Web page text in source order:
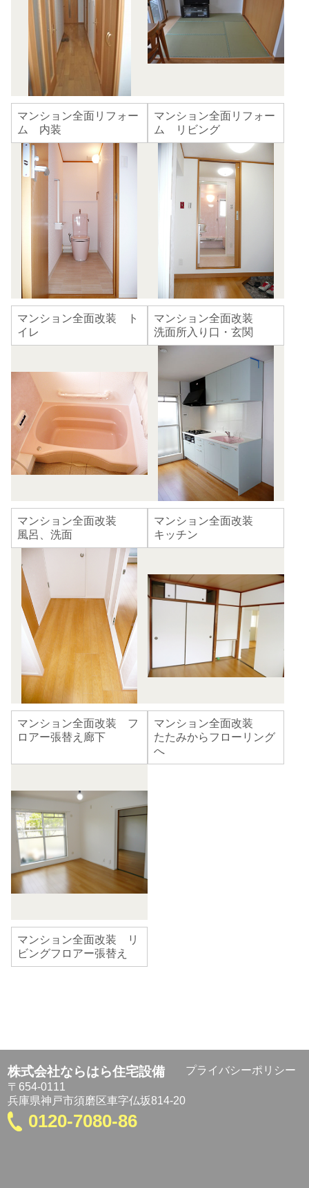
マンション全面リフォー
ム 内装
マンション全面リフォー
ム リビング
マンション全面改装 ト
イレ
マンション全面改装
洗面所入り口・玄関
マンション全面改装
風呂、洗面
マンション全面改装
キッチン
マンション全面改装 フ
ロアー張替え廊下
マンション全面改装
たたみからフローリング
へ
マンション全面改装 リ
ビングフロアー張替え
株式会社ならはら住宅設備
〒654-0111
兵庫県神戸市須磨区車字仏坂814-20
0120-7080-86
プライバシーポリシー